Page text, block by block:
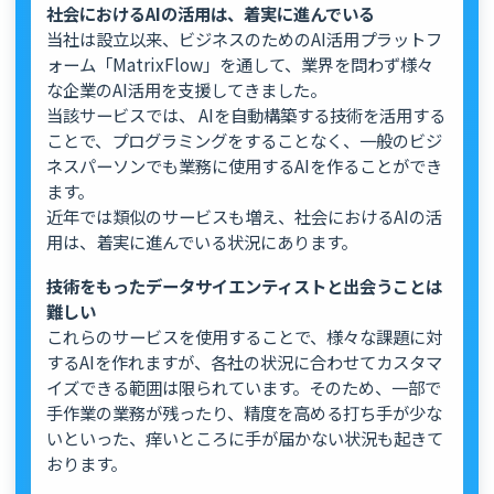
社会におけるAIの活用は、着実に進んでいる
当社は設立以来、ビジネスのためのAI活用プラットフ
ォーム「MatrixFlow」を通して、業界を問わず様々
な企業のAI活用を支援してきました。
当該サービスでは、 AIを自動構築する技術を活用する
ことで、プログラミングをすることなく、一般のビジ
ネスパーソンでも業務に使用するAIを作ることができ
ます。
近年では類似のサービスも増え、社会におけるAIの活
用は、着実に進んでいる状況にあります。
技術をもったデータサイエンティストと出会うことは
難しい
これらのサービスを使用することで、様々な課題に対
するAIを作れますが、各社の状況に合わせてカスタマ
イズできる範囲は限られています。そのため、一部で
手作業の業務が残ったり、精度を高める打ち手が少な
いといった、痒いところに手が届かない状況も起きて
おります。